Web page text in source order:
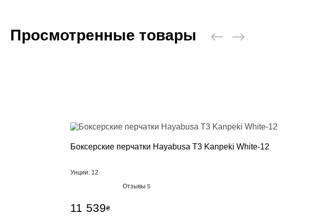
Просмотренные товары
Боксерские перчатки Hayabusa T3 Kanpeki White-12
Унции: 12
Отзывы5
11 539₴